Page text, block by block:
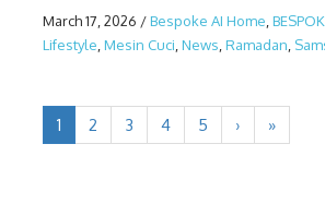
March 17, 2026 /Bespoke AI Home
Lifestyle Mesin Cuci News Ramadan
1 2 3 4 5 › »